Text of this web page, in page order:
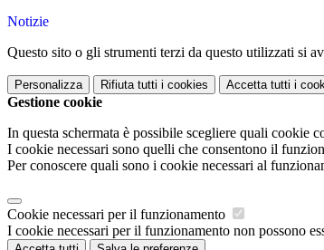
Notizie
Questo sito o gli strumenti terzi da questo utilizzati si
Personalizza Rifiuta tutti i cookies Accetta tutti i
Gestione cookie
In questa schermata è possibile scegliere quali cookie
I cookie necessari sono quelli che consentono il
Per conoscere quali sono i cookie necessari al
Cookie necessari per il funzionamento
I cookie necessari per il funzionamento non possono